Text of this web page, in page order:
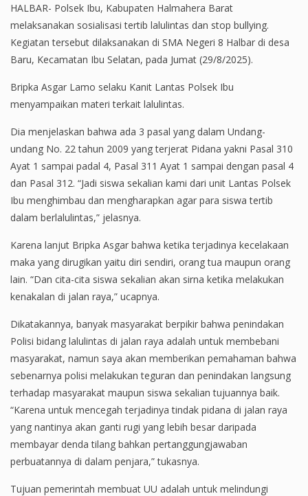
HALBAR- Polsek Ibu, Kabupaten Halmahera Barat
melaksanakan sosialisasi tertib lalulintas dan stop bullying.
Kegiatan tersebut dilaksanakan di SMA Negeri 8 Halbar di desa
Baru, Kecamatan Ibu Selatan, pada Jumat (29/8/2025).
Bripka Asgar Lamo selaku Kanit Lantas Polsek Ibu
menyampaikan materi terkait lalulintas.
Dia menjelaskan bahwa ada 3 pasal yang dalam Undang-
undang No. 22 tahun 2009 yang terjerat Pidana yakni Pasal 310
Ayat 1 sampai padal 4, Pasal 311 Ayat 1 sampai dengan pasal 4
dan Pasal 312. “Jadi siswa sekalian kami dari unit Lantas Polsek
Ibu menghimbau dan mengharapkan agar para siswa tertib
dalam berlalulintas,” jelasnya.
Karena lanjut Bripka Asgar bahwa ketika terjadinya kecelakaan
maka yang dirugikan yaitu diri sendiri, orang tua maupun orang
lain. “Dan cita-cita siswa sekalian akan sirna ketika melakukan
kenakalan di jalan raya,” ucapnya.
Dikatakannya, banyak masyarakat berpikir bahwa penindakan
Polisi bidang lalulintas di jalan raya adalah untuk membebani
masyarakat, namun saya akan memberikan pemahaman bahwa
sebenarnya polisi melakukan teguran dan penindakan langsung
terhadap masyarakat maupun siswa sekalian tujuannya baik.
“Karena untuk mencegah terjadinya tindak pidana di jalan raya
yang nantinya akan ganti rugi yang lebih besar daripada
membayar denda tilang bahkan pertanggungjawaban
perbuatannya di dalam penjara,” tukasnya.
Tujuan pemerintah membuat UU adalah untuk melindungi